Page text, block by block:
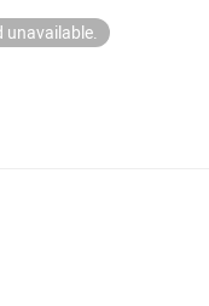
unavailable.